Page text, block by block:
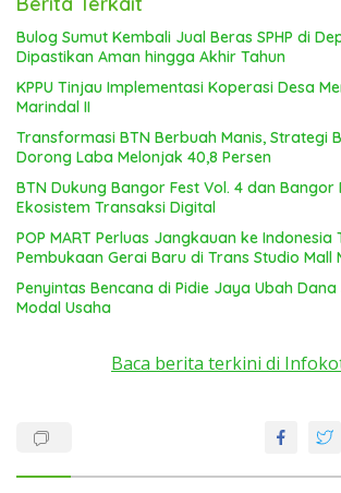
Bulog Sumut Kembali Jual Beras SPHP di
Dipastikan Aman hingga Akhir Tahun
KPPU Tinjau Implementasi Koperasi Desa
Marindal II
Transformasi BTN Berbuah Manis, Strategi
Dorong Laba Melonjak 40,8 Persen
BTN Dukung Bangor Fest Vol. 4 dan Bangor
Ekosistem Transaksi Digital
POP MART Perluas Jangkauan ke
Pembukaan Gerai Baru di Trans Studio Mall
Penyintas Bencana di Pidie Jaya Ubah
Modal Usaha
Baca berita terkini di